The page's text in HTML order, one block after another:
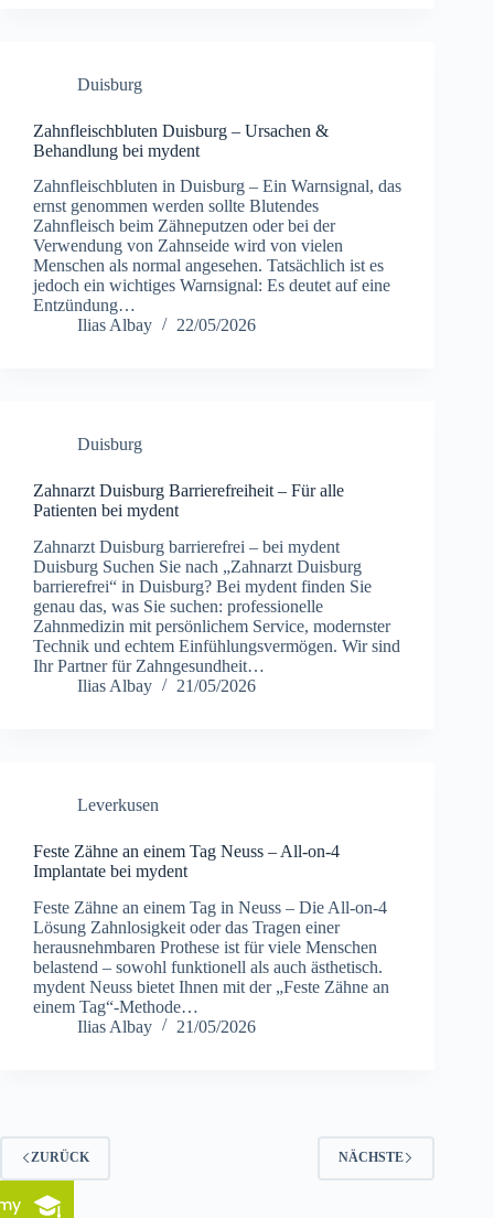
Duisburg
Zahnfleischbluten Duisburg – Ursachen &
Behandlung bei mydent
Zahnfleischbluten in Duisburg – Ein Warnsignal, das
ernst genommen werden sollte Blutendes
Zahnfleisch beim Zähneputzen oder bei der
Verwendung von Zahnseide wird von vielen
Menschen als normal angesehen. Tatsächlich ist es
jedoch ein wichtiges Warnsignal: Es deutet auf eine
Entzündung…
Ilias Albay
22/05/2026
Duisburg
Zahnarzt Duisburg Barrierefreiheit – Für alle
Patienten bei mydent
Zahnarzt Duisburg barrierefrei – bei mydent
Duisburg Suchen Sie nach „Zahnarzt Duisburg
barrierefrei“ in Duisburg? Bei mydent finden Sie
genau das, was Sie suchen: professionelle
Zahnmedizin mit persönlichem Service, modernster
Technik und echtem Einfühlungsvermögen. Wir sind
Ihr Partner für Zahngesundheit…
Ilias Albay
21/05/2026
Leverkusen
Feste Zähne an einem Tag Neuss – All-on-4
Implantate bei mydent
Feste Zähne an einem Tag in Neuss – Die All-on-4
Lösung Zahnlosigkeit oder das Tragen einer
herausnehmbaren Prothese ist für viele Menschen
belastend – sowohl funktionell als auch ästhetisch.
mydent Neuss bietet Ihnen mit der „Feste Zähne an
einem Tag“-Methode…
Ilias Albay
21/05/2026
ZURÜCK NÄCHSTE